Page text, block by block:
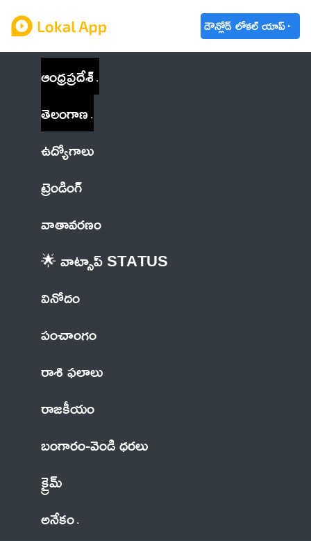
డౌన్లోడ్ లోకల్ యాప్
ఆంధ్రప్రదేశ్
తెలంగాణ
ఉద్యోగాలు
ట్రెండింగ్
వాతావరణం
🌟 వాట్సాప్ STATUS
వినోదం
పంచాంగం
రాశి ఫలాలు
రాజకీయం
బంగారం-వెండి ధరలు
క్రైమ్
అనేకం